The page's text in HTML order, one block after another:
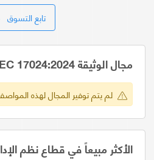
تابع التسوق
مجال الوثيقة GSO ISO/IEC 17024:2024
لم يتم توفير المجال لهذه
الأكثر مبيعاً في قطاع نظم